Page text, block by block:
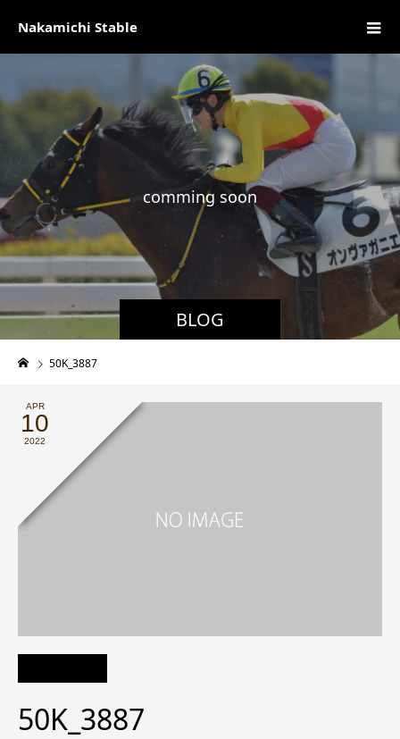
Nakamichi Stable
BLOG
m in g soon
現
50K_3887
APR
10
2022
50K_3887